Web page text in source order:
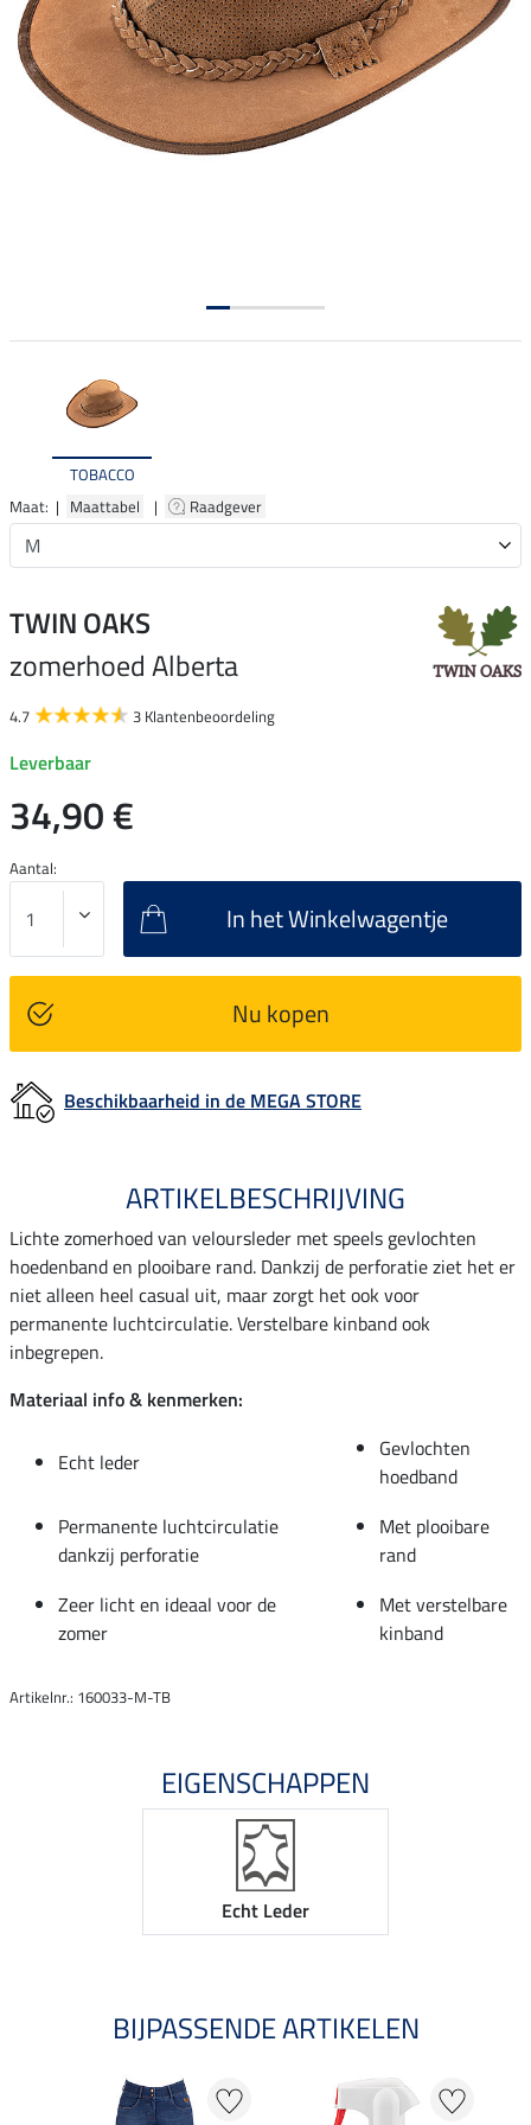
TOBACCO
Maat: | Maattabel | Raadgever
TWIN OAKS
zomerhoed Alberta
4.7 3 Klantenbeoordeling
Leverbaar
34,90 €
Aantal:
In het Winkelwagentje
Nu kopen
Beschikbaarheid in de MEGA STORE
ARTIKELBESCHRIJVING
Lichte zomerhoed van veloursleder met speels gevlochten
hoedenband en plooibare rand. Dankzij de perforatie ziet het er
niet alleen heel casual uit, maar zorgt het ook voor
permanente luchtcirculatie. Verstelbare kinband ook
inbegrepen.
Materiaal info & kenmerken:
Echt leder
Gevlochten
hoedband
Permanente luchtcirculatie
dankzij perforatie
Met plooibare
rand
Zeer licht en ideaal voor de
zomer
Met verstelbare
kinband
Artikelnr.: 160033-M-TB
EIGENSCHAPPEN
Echt Leder
BIJPASSENDE ARTIKELEN